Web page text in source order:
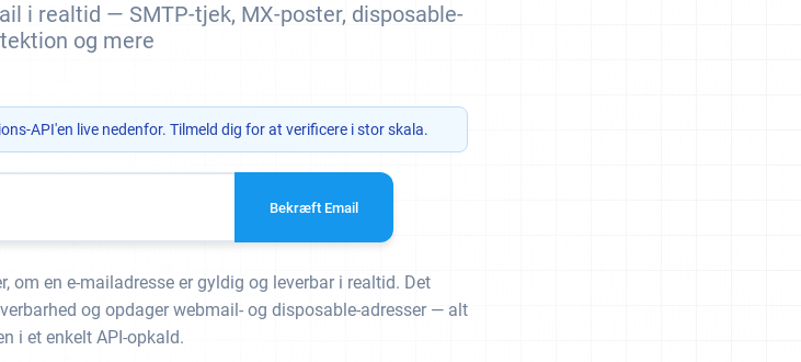
i realtid — SMTP-tjek, MX-poster, disposable-
og mere
API'en live nedenfor. Tilmeld dig for at verificere i stor skala.
Bekræft Email
om en e-mailadresse er gyldig og leverbar i realtid. Det
og opdager webmail- og disposable-adresser — alt
i et enkelt API-opkald.